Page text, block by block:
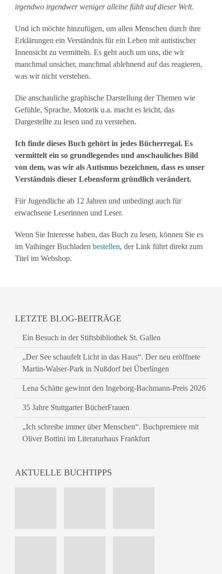
irgendwo irgendwer weniger alleine fühlt auf dieser Welt.
Und ich möchte hinzufügen, um allen Menschen durch ihre
Erklärungen ein Verständnis für ein Leben mit autistischer
Innensicht zu vermitteln. Es geht auch um uns, die wir
manchmal unsicher, manchmal ablehnend auf das reagieren,
was wir nicht verstehen.
Die anschauliche graphische Darstellung der Themen wie
Gefühle, Sprache, Motorik u.a. macht es leicht, das
Dargestellte zu lesen und zu verstehen.
Ich finde dieses Buch gehört in jedes Bücherregal. Es
vermittelt ein so grundlegendes und anschauliches Bild
von dem, was wir als Autismus bezeichnen, dass es unser
Verständnis dieser Lebensform gründlich verändert.
Für Jugendliche ab 12 Jahren und unbedingt auch für
erwachsene Leserinnen und Leser.
Wenn Sie Interesse haben, das Buch zu lesen, können Sie es
im Vaihinger Buchladen bestellen, der Link führt direkt zum
Titel im Webshop.
LETZTE BLOG-BEITRÄGE
Ein Besuch in der Stiftsbibliothek St. Gallen
„Der See schaufelt Licht in das Haus“. Der neu eröffnete
Martin-Walser-Park in Nußdorf bei Überlingen
Lena Schätte gewinnt den Ingeborg-Bachmann-Preis 2026
35 Jahre Stuttgarter BücherFrauen
„Ich schreibe immer über Menschen“. Buchpremiere mit
Oliver Bottini im Literaturhaus Frankfurt
AKTUELLE BUCHTIPPS